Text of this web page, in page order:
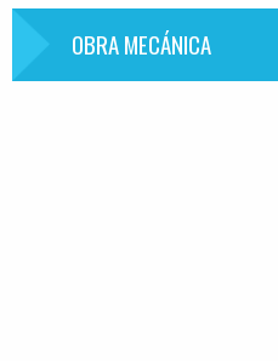
OBRA MECÁNICA